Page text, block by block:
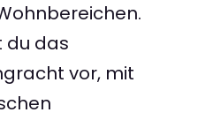
du das
vor, mit